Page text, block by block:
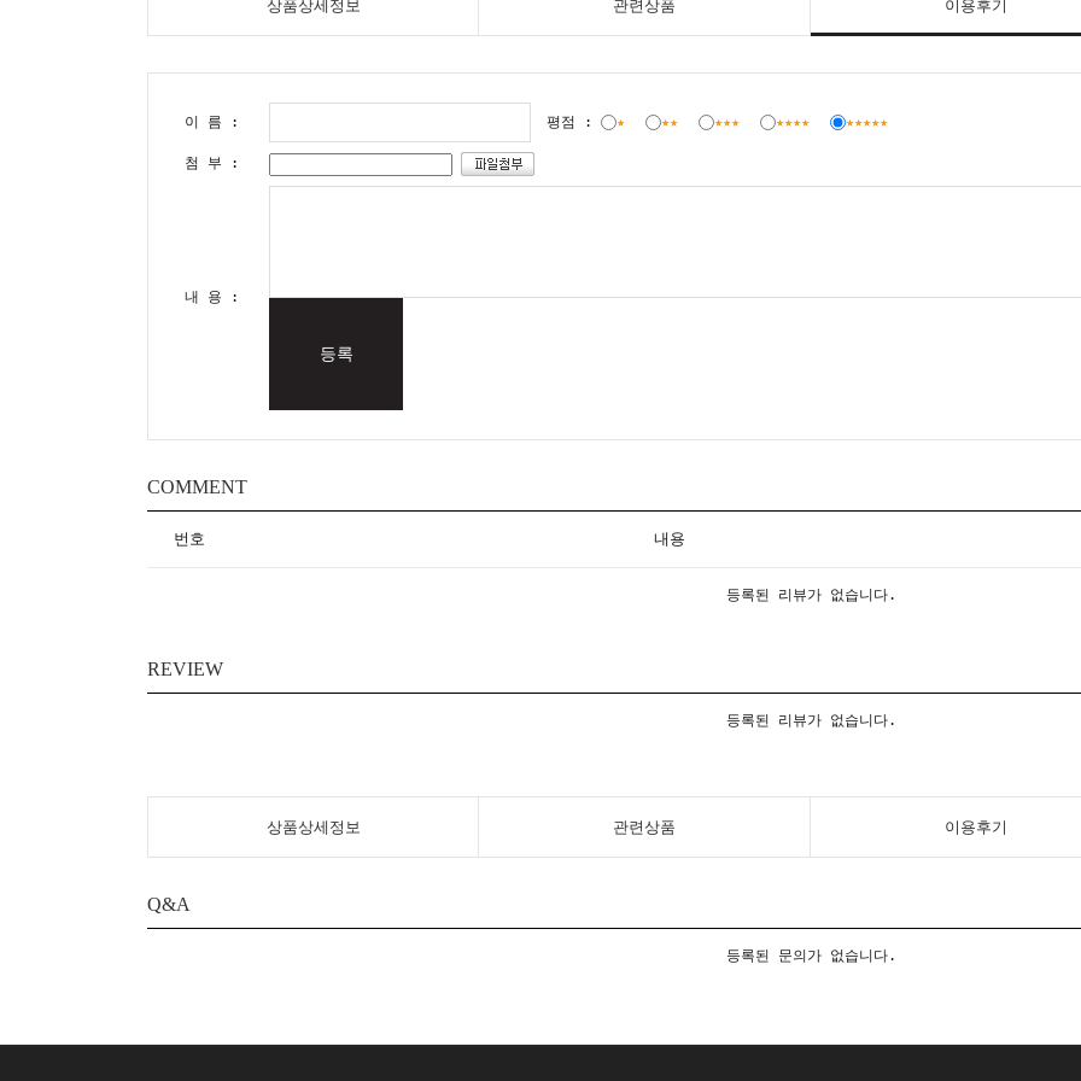
상품상세정보 관련상품 이용후기
이 름 : 평점 : ★ ★★ ★★★ ★★★★ ★★★★★
첨 부 :
내 용 :
등록
COMMENT
번호 내용
등록된 리뷰가 없습니다.
REVIEW
등록된 리뷰가 없습니다.
상품상세정보 관련상품 이용후기
Q&A
등록된 문의가 없습니다.